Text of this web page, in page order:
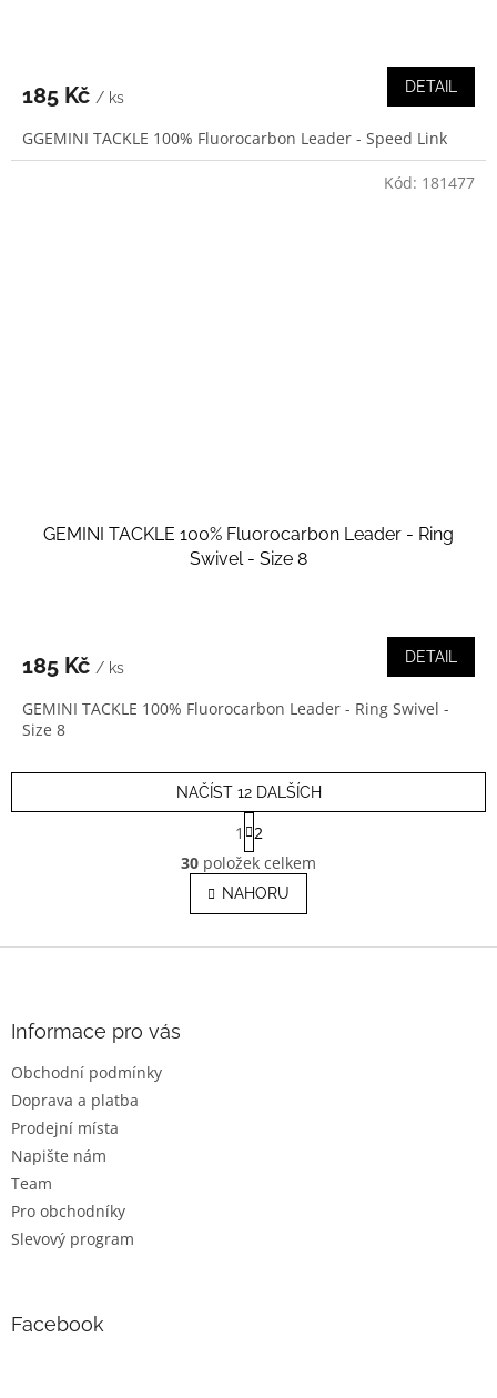
185 Kč / ks
DETAIL
GGEMINI TACKLE 100% Fluorocarbon Leader - Speed Link
GEMINI TACKLE 100% Fluorocarbon Leader - Ring
Swivel - Size 8
185 Kč / ks
DETAIL
GEMINI TACKLE 100% Fluorocarbon Leader - Ring Swivel -
Size 8
Kód: 181477
O
v
l
á
NAČÍST 12 DALŠÍCH
t
r
á
n
k
v
1
2
30 položek celkem
NAHORU
Informace pro vás
Obchodní podmínky
Doprava a platba
Prodejní místa
Napište nám
Team
Pro obchodníky
Slevový program
Facebook